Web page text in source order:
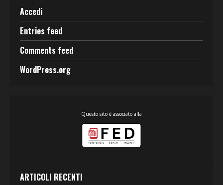
Accedi
Entries feed
Comments feed
WordPress.org
Questo sito è associato alla
ARTICOLI RECENTI